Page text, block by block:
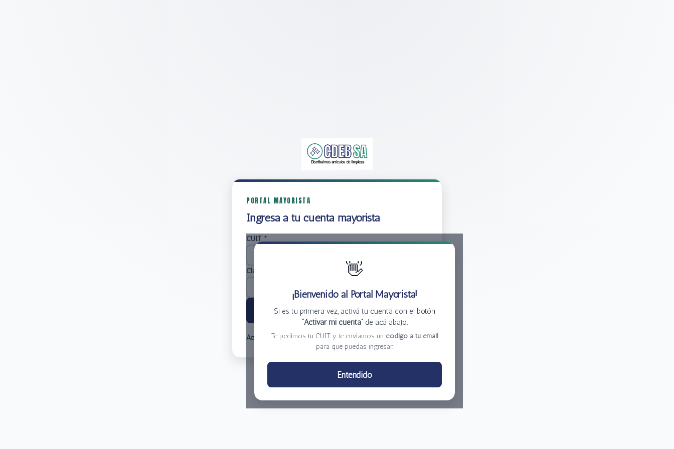
PORTAL MAYORISTA
Ingresá a tu cuenta mayorista
👋
¡Bienvenido al Portal Mayorista!
Si es tu primera vez, activá tu cuenta con el botón
“Activar mi cuenta”de acá abajo.
Te pedimos tu CUIT y te enviamos un código a tu email
para que puedas ingresar.
Entendido
CUIT *
Clave
Ingresar
Activar mi cuenta Olvidé mi clave
Centro de Distribución El Bacha S.A.